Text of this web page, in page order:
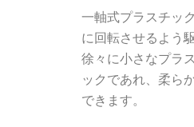
一軸式プラスチッ
に回転させるよう
徐々に小さなプラ
ックであれ、柔ら
できます。